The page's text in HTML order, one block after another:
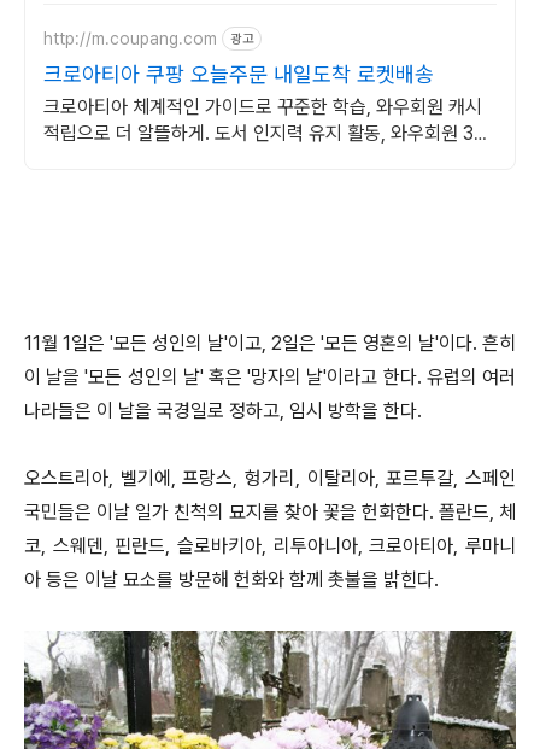
http://m.coupang.com 광고
크로아티아 쿠팡 오늘주문 내일도착 로켓배송
크로아티아 체계적인 가이드로 꾸준한 학습, 와우회원 캐시
적립으로 더 알뜰하게. 도서 인지력 유지 활동, 와우회원 30
11월 1일은 '모든 성인의 날'이고, 2일은 '모든 영혼의 날'이다. 흔히
이 날을 '모든 성인의 날' 혹은 '망자의 날'이라고 한다. 유럽의 여러
나라들은 이 날을 국경일로 정하고, 임시 방학을 한다.
오스트리아, 벨기에, 프랑스, 헝가리, 이탈리아, 포르투갈, 스페인
국민들은 이날 일가 친척의 묘지를 찾아 꽃을 헌화한다. 폴란드, 체
코, 스웨덴, 핀란드, 슬로바키아, 리투아니아, 크로아티아, 루마니
아 등은 이날 묘소를 방문해 헌화와 함께 촛불을 밝힌다.